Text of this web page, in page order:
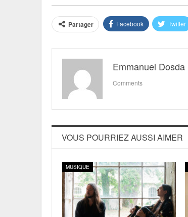
Partager Facebook Twitter
Emmanuel Dosda
Comments
VOUS POURRIEZ AUSSI AIMER
MUSIQUE